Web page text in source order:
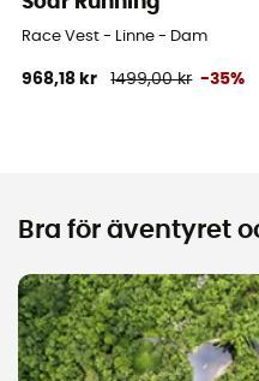
Race Vest - Linne - Dam
968,18 kr 1499,00 kr -35%
Bra för äventyret